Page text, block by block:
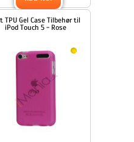
TPU Gel Case Tilbehør til
iPod Touch 5 - Rose